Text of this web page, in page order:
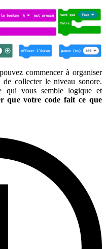
commencer à organiser
collecter le niveau sonore.
qui vous semble logique et
que votre code fait ce que